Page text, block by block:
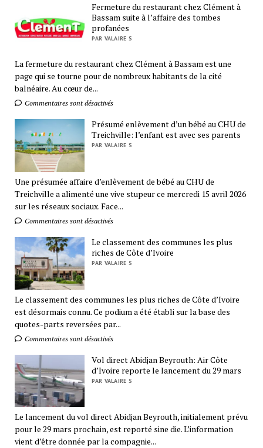
Fermeture du restaurant chez Clément à
Bassam suite à l’affaire des tombes
profanées
PAR VALAIRE S
La fermeture du restaurant chez Clément à Bassam est une
page qui se tourne pour de nombreux habitants de la cité
balnéaire. Au cœur de...
Commentaires sont désactivés
Présumé enlèvement d’un bébé au CHU de
Treichville: l’enfant est avec ses parents
PAR VALAIRE S
Une présumée affaire d’enlèvement de bébé au CHU de
Treichville a alimenté une vive stupeur ce mercredi 15 avril 2026
sur les réseaux sociaux. Face...
Commentaires sont désactivés
Le classement des communes les plus
riches de Côte d’Ivoire
PAR VALAIRE S
Le classement des communes les plus riches de Côte d’Ivoire
est désormais connu. Ce podium a été établi sur la base des
quotes-parts reversées par...
Commentaires sont désactivés
Vol direct Abidjan Beyrouth: Air Côte
d’Ivoire reporte le lancement du 29 mars
PAR VALAIRE S
Le lancement du vol direct Abidjan Beyrouth, initialement prévu
pour le 29 mars prochain, est reporté sine die. L’information
vient d’être donnée par la compagnie...